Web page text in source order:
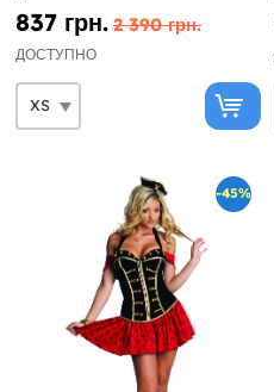
837 грн. 2 390 грн.
ДОСТУПНО
-45%